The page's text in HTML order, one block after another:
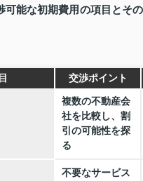
可能な初期費用の項目とそ
交渉ポイント
複数の不動産会
社を比較し、割
引の可能性を探
る
不要なサービス